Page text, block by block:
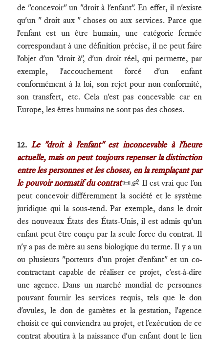
de "concevoir" un "droit à l'enfant". En effet, il n'existe
qu'un " droit aux " choses ou aux services. Parce que
l'enfant est un être humain, une catégorie fermée
correspondant à une définition précise, il ne peut faire
l'objet d'un "droit à", d'un droit réel, qui permette, par
exemple, l'accouchement forcé d'un enfant
conformément à la loi, son rejet pour non-conformité,
son transfert, etc. Cela n'est pas concevable car en
Europe, les êtres humains ne sont pas des choses.
12.Le "droit à l'enfant" est inconcevable à l'heure
actuelle, mais on peut toujours repenser la distinction
entre les personnes et les choses, en la remplaçant par
le pouvoir normatif du contrat📜👶 Il est vrai que l'on
peut concevoir différemment la société et le système
juridique qui la sous-tend. Par exemple, dans le droit
des nouveaux États des États-Unis, il est admis qu'un
enfant peut être conçu par la seule force du contrat. Il
n'y a pas de mère au sens biologique du terme. Il y a un
ou plusieurs "porteurs d'un projet d'enfant" et un co-
contractant capable de réaliser ce projet, c'est-à-dire
une agence. Dans un marché mondial de personnes
pouvant fournir les services requis, tels que le don
d'ovules, le don de gamètes et la gestation, l'agence
choisit ce qui conviendra au projet, et l'exécution de ce
contrat aboutira à la naissance d'un enfant dont le lien